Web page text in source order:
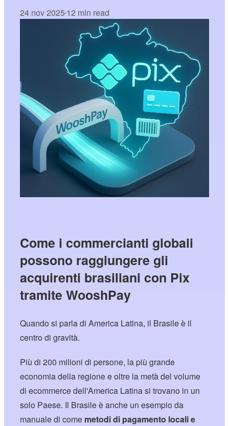
24 nov 2025•12 min read
Come i commercianti globali
possono raggiungere gli
acquirenti brasiliani con Pix
tramite WooshPay
Quando si parla di America Latina, il Brasile è il
centro di gravità.
Più di 200 milioni di persone, la più grande
economia della regione e oltre la metà del volume
di ecommerce dell'America Latina si trovano in un
solo Paese. Il Brasile è anche un esempio da
manuale di come metodi di pagamento locali e